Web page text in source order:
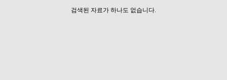
검색된 자료가 하나도 없습니다.